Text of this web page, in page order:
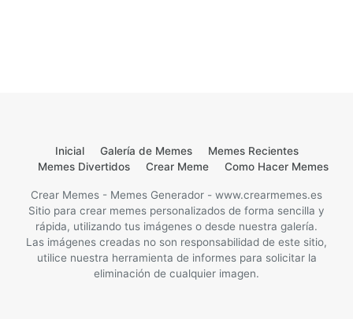
Inicial Galería de Memes
Memes Recientes
Memes Divertidos
Crear Meme Como Hacer Memes
Crear Memes - Memes Generador - www.crearmemes.es
Sitio para crear memes personalizados de forma sencilla y
rápida, utilizando tus imágenes o desde nuestra galería.
Las imágenes creadas no son responsabilidad de este sitio,
utilice nuestra herramienta de informes para solicitar la
eliminación de cualquier imagen.